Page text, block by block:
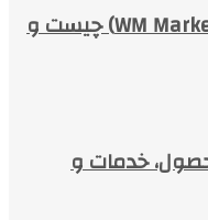
بروکر دبلیو ام مارکتس (WM Markets) چیست و
خدمات و